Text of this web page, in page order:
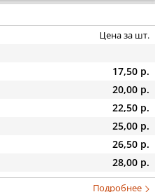
Цена за шт.
17,50 р.
20,00 р.
22,50 р.
25,00 р.
26,50 р.
28,00 р.
Подробнее